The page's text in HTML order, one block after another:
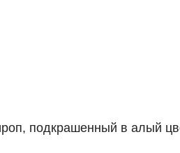
подкрашенный в алый